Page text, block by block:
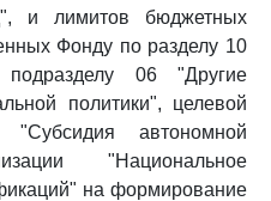
и лимитов бюджетных
Фонду по разделу 10
подразделу 06 "Другие
политики", целевой
автономной
"Национальное
на формирование